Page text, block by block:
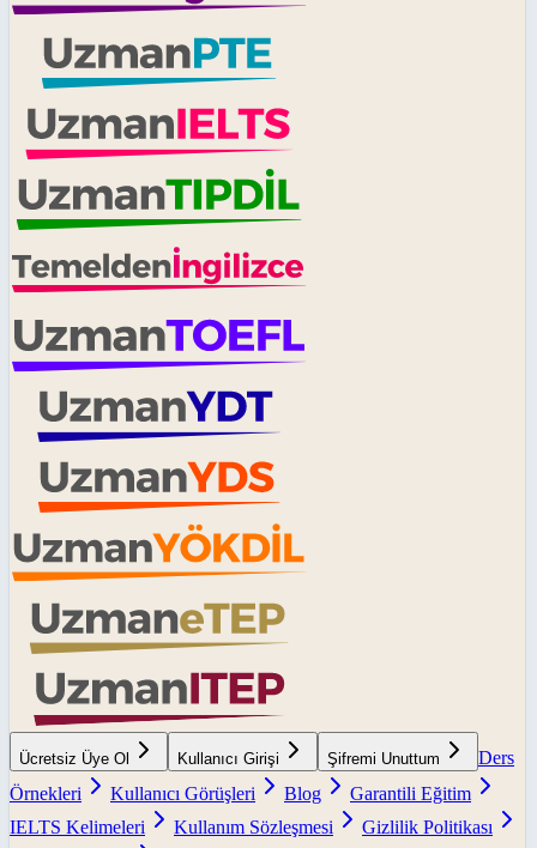
Ücretsiz Üye Ol Kullanıcı Girişi Şifremi Unuttum
Ders
Örnekleri
Kullanıcı Görüşleri Blog
Garantili Eğitim
IELTS Kelimeleri
Kullanım Sözleşmesi
Gizlilik Politikası